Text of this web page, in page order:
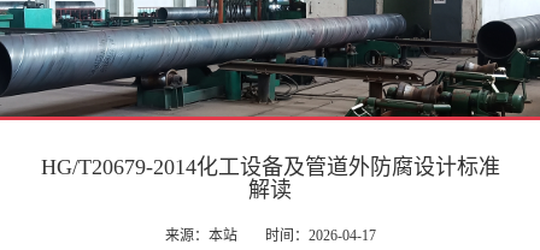
HG/T20679-2014化工设备及管道外防腐设计标准
解读
来源：本站 时间：2026-04-17